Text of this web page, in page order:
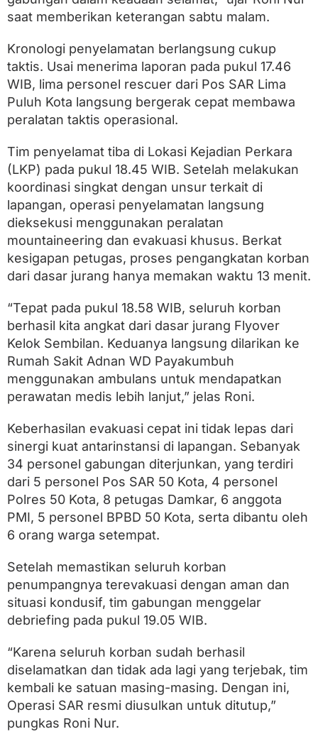
M
s
u
k
J
u
r
a
g
,
O
p
e
a
s
i
S
A
R
s
m
D
t
u
p
saat memberikan keterangan sabtu malam.
Kronologi penyelamatan berlangsung cukup
taktis. Usai menerima laporan pada pukul 17.46
WIB, lima personel rescuer dari Pos SAR Lima
Puluh Kota langsung bergerak cepat membawa
peralatan taktis operasional.
Tim penyelamat tiba di Lokasi Kejadian Perkara
(LKP) pada pukul 18.45 WIB. Setelah melakukan
koordinasi singkat dengan unsur terkait di
lapangan, operasi penyelamatan langsung
dieksekusi menggunakan peralatan
mountaineering dan evakuasi khusus. Berkat
kesigapan petugas, proses pengangkatan korban
dari dasar jurang hanya memakan waktu 13 menit.
“Tepat pada pukul 18.58 WIB, seluruh korban
berhasil kita angkat dari dasar jurang Flyover
Kelok Sembilan. Keduanya langsung dilarikan ke
Rumah Sakit Adnan WD Payakumbuh
menggunakan ambulans untuk mendapatkan
perawatan medis lebih lanjut,” jelas Roni.
Keberhasilan evakuasi cepat ini tidak lepas dari
sinergi kuat antarinstansi di lapangan. Sebanyak
34 personel gabungan diterjunkan, yang terdiri
dari 5 personel Pos SAR 50 Kota, 4 personel
Polres 50 Kota, 8 petugas Damkar, 6 anggota
PMI, 5 personel BPBD 50 Kota, serta dibantu oleh
6 orang warga setempat.
Setelah memastikan seluruh korban
penumpangnya terevakuasi dengan aman dan
situasi kondusif, tim gabungan menggelar
debriefing pada pukul 19.05 WIB.
“Karena seluruh korban sudah berhasil
diselamatkan dan tidak ada lagi yang terjebak, tim
kembali ke satuan masing-masing. Dengan ini,
Operasi SAR resmi diusulkan untuk ditutup,”
pungkas Roni Nur.